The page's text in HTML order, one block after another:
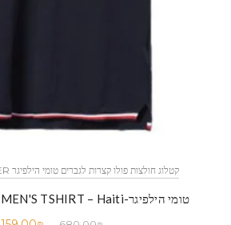
קטלוג חולצות פולו קצרות לגברים טומי הילפיגר TOMMY HILFIGER
טומי הילפיגר-TOMMY POLO MEN'S TSHIRT – Haiti